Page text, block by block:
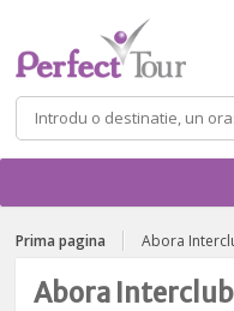
Caută
după:
Prima pagina Abora
Abora